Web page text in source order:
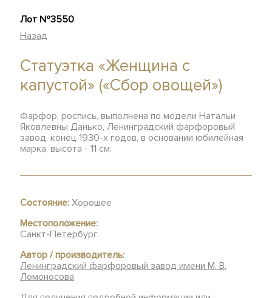
Лот №3550
Назад
Статуэтка «Женщина с
капустой» («Сбор овощей»)
Фарфор, роспись, выполнена по модели Натальи
Яковлевны Данько, Ленинградский фарфоровый
завод, конец 1930-х годов, в основании юбилейная
марка, высота - 11 см.
Состояние: Хорошее
Местоположение:
Санкт-Петербург
Автор / производитель:
Ленинградский фарфоровый завод имени М. В.
Ломоносова